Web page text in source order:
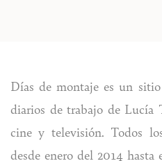
Días de montaje es un
diarios de trabajo de Lucía
cine y televisión. Todos
desde enero del 2014